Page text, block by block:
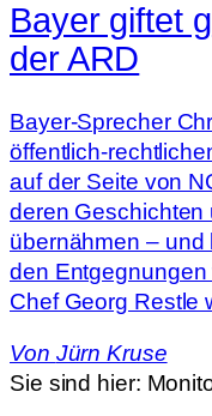
Bayer giftet
der ARD
Bayer-Sprecher
öffentlich-
auf der Seite von
deren Geschichten
übernähmen –
den Entgegnungen
Chef Georg Restle
Von Jürn Kruse
Sie sind hier: